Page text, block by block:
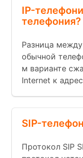
IP-
телефония?
Разница
обычной
м варианте
Internet к
SIP-
Протокол SIP